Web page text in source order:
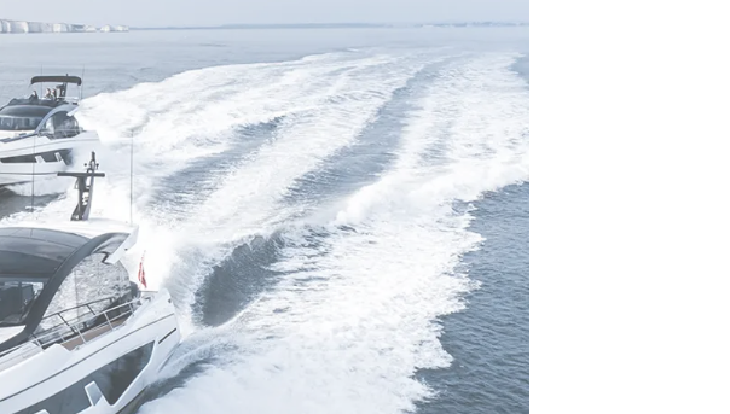
Przedsiębiorstwo
Usługi Brokerskie
Czarter
Aktualności
Wydarzenia
Innowacja
Przedsiębiorstwo
Zespół
Styl Życia